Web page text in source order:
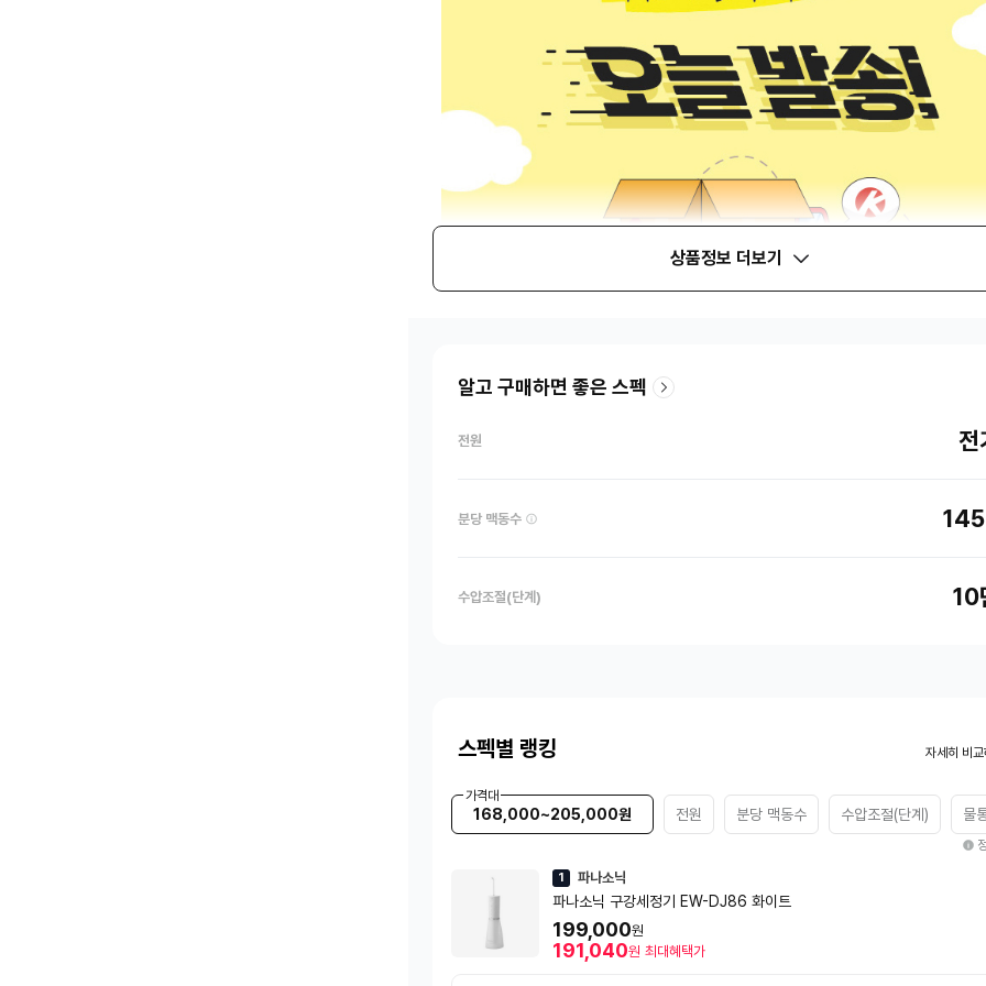
상품정보 더보기
알고 구매하면 좋은 스펙
전원 전
분당 맥동수
수압조절(단계) 10
스펙별 랭킹 자세히 비
가격대
168,000~205,000원 전원 분당 맥동수 수압조절(단계) 물
1 파나소닉
파나소닉 구강세정기 EW-DJ86 화이트
199,000원
191,040원 최대혜택가